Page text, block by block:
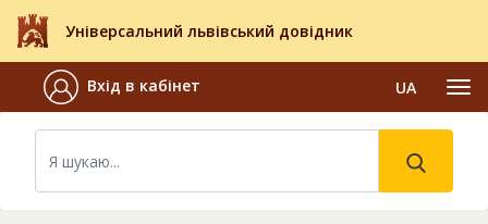
Універсальний львівський довідник
Вхід в кабінет UA